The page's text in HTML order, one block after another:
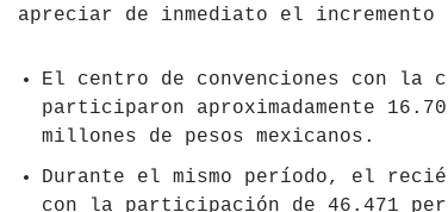
apreciar de inmediato el incremento
El centro de convenciones con la
participaron aproximadamente
millones de pesos mexicanos.
Durante el mismo período, el
con la participación de 46.471